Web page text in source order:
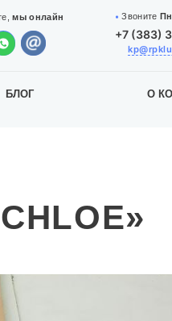
мы онлайн Звоните
+7 (383)
БЛОГ О